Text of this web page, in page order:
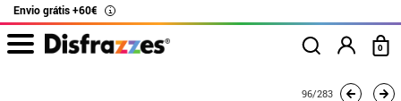
Envio grátis +60€ i
0
Grupo de bailarinos dos anos 70
96/283